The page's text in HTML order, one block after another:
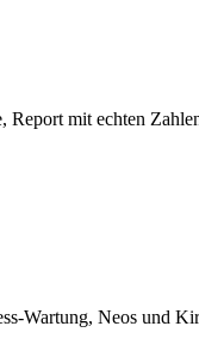
mit echten
Wartung, Neos und